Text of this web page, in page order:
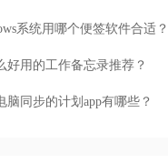
系统用哪个便签软件合适？
好用的工作备忘录推荐？
脑同步的计划app有哪些？